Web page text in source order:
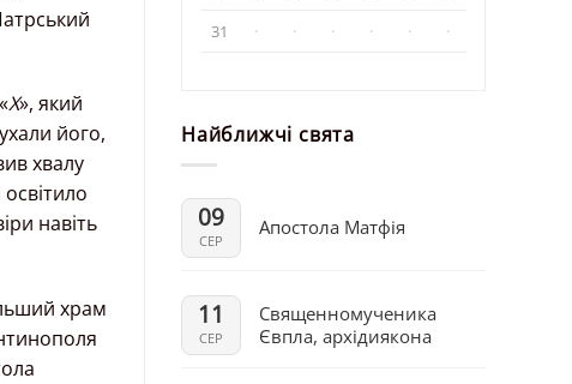
Х», який
його,
хвалу
навіть
храм
31
· · · · · ·
Найближчі свята
09
СЕР
Апостола Матфія
11
СЕР
Священномученика
Євпла, архідиякона